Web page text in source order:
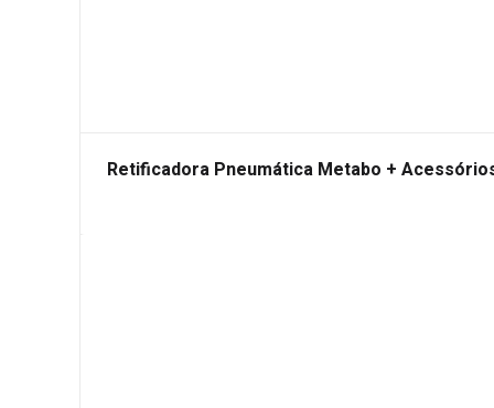
Retificadora Pneumática Metabo +